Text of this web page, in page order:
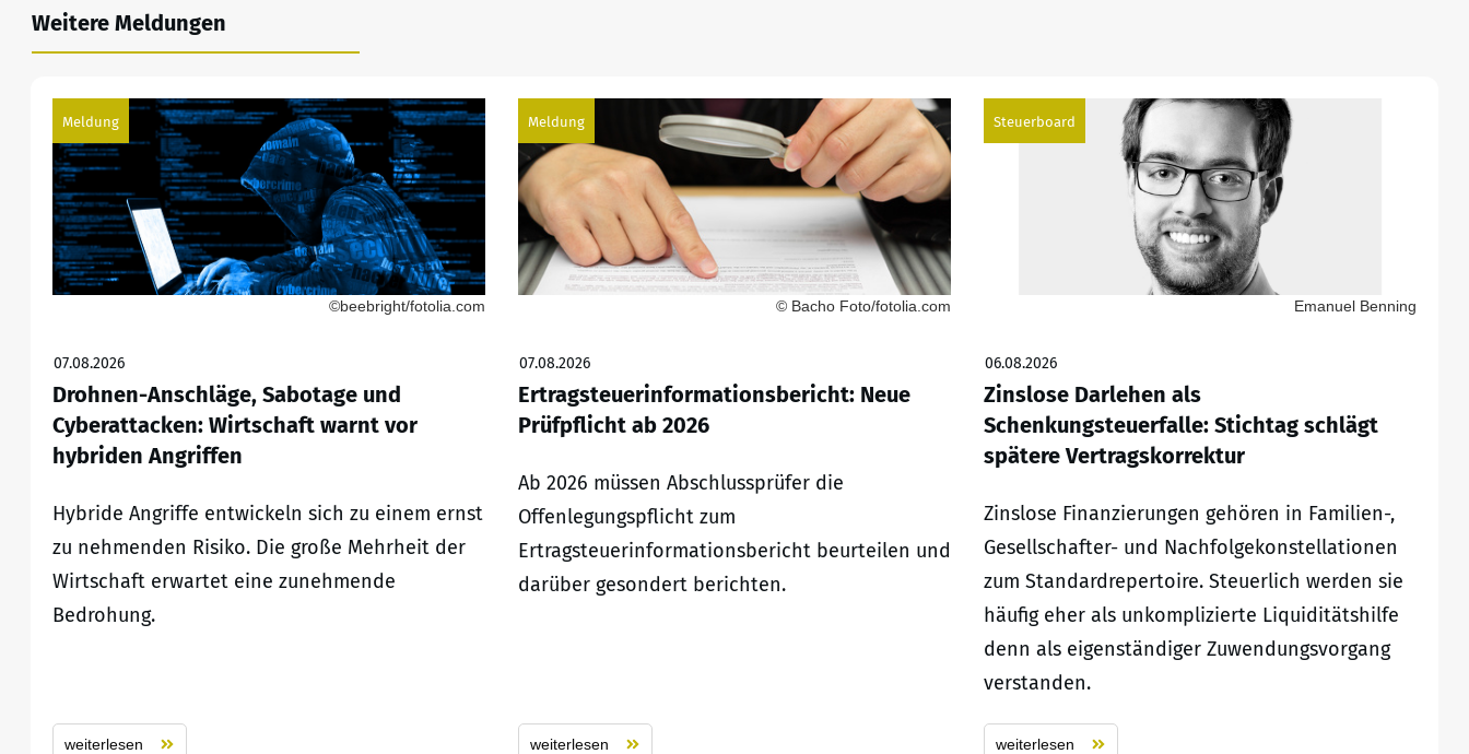
Weitere Meldungen
Meldung
©beebright/fotolia.com
07.08.2026
Drohnen-Anschläge, Sabotage und
Cyberattacken: Wirtschaft warnt vor
hybriden Angriffen
Hybride Angriffe entwickeln sich zu einem ernst
zu nehmenden Risiko. Die große Mehrheit der
Wirtschaft erwartet eine zunehmende
Bedrohung.
weiterlesen
Meldung
© Bacho Foto/fotolia.com
07.08.2026
Ertragsteuerinformationsbericht: Neue
Prüfpflicht ab 2026
Ab 2026 müssen Abschlussprüfer die
Offenlegungspflicht zum
Ertragsteuerinformationsbericht beurteilen und
darüber gesondert berichten.
weiterlesen
Steuerboard
Emanuel Benning
06.08.2026
Zinslose Darlehen als
Schenkungsteuerfalle: Stichtag schlägt
spätere Vertragskorrektur
Zinslose Finanzierungen gehören in Familien-,
Gesellschafter- und Nachfolgekonstellationen
zum Standardrepertoire. Steuerlich werden sie
häufig eher als unkomplizierte Liquiditätshilfe
denn als eigenständiger Zuwendungsvorgang
verstanden.
weiterlesen